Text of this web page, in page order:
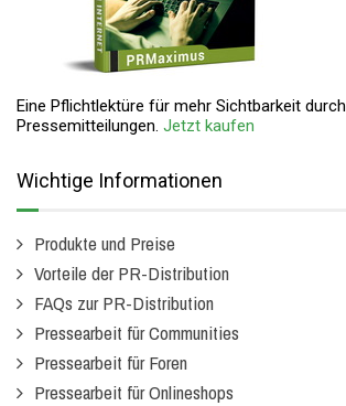
Eine Pflichtlektüre für mehr Sichtbarkeit durch
Pressemitteilungen. Jetzt kaufen
Wichtige Informationen
Produkte und Preise
Vorteile der PR-Distribution
FAQs zur PR-Distribution
Pressearbeit für Communities
Pressearbeit für Foren
Pressearbeit für Onlineshops